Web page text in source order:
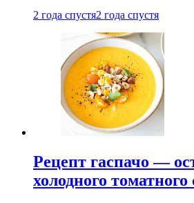
2 года спустя2 года спустя
Рецепт гаспачо —
холодного томатного